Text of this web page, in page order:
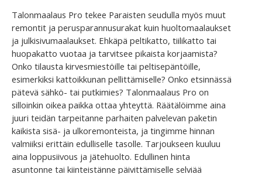
Talonmaalaus Pro tekee Paraisten seudulla myös muut
remontit ja perusparannusurakat kuin huoltomaalaukset
ja julkisivumaalaukset. Ehkäpä peltikatto, tiilikatto tai
huopakatto vuotaa ja tarvitsee pikaista korjaamista?
Onko tilausta kirvesmiestöille tai peltisepäntöille,
esimerkiksi kattoikkunan pellittämiselle? Onko etsinnässä
pätevä sähkö- tai putkimies? Talonmaalaus Pro on
silloinkin oikea paikka ottaa yhteyttä. Räätälöimme aina
juuri teidän tarpeitanne parhaiten palvelevan paketin
kaikista sisä- ja ulkoremonteista, ja tingimme hinnan
valmiiksi erittäin edulliselle tasolle. Tarjoukseen kuuluu
aina loppusiivous ja jätehuolto. Edullinen hinta
asuntonne tai kiinteistänne päivittämiselle selviää